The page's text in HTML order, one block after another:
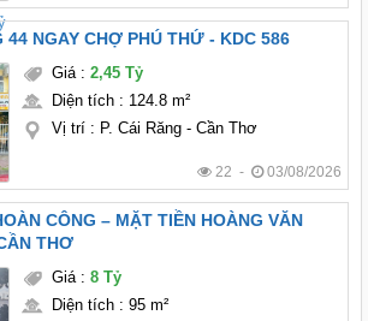
BÁN NHÀ ĐƯỜNG 44 NGAY CHỢ PHÚ THỨ - KDC 586
Giá: 2,45 Tỷ
Diện tích: 124.8 m²
Vị trí: P. Cái Răng - Cần Thơ
22 - 03/08/2026
CÔNG – MẶT TIỀN HOÀNG VĂN
THƠ
Giá: 8 Tỷ
Diện tích: 95 m²